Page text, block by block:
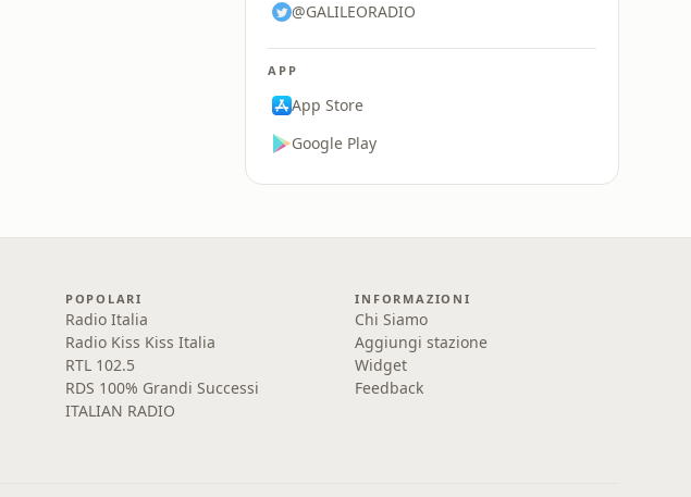
@GALILEORADIO
APP
App Store
Google Play
POPOLARI
Radio Italia
Radio Kiss Kiss Italia
RTL 102.5
RDS 100% Grandi Successi
ITALIAN RADIO
INFORMAZIONI
Chi Siamo
Aggiungi stazione
Widget
Feedback